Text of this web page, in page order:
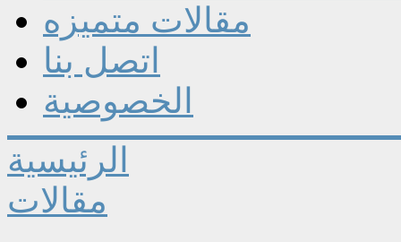
مقالات متميزه
اتصل بنا
الخصوصية
الرئيسية
مقالات